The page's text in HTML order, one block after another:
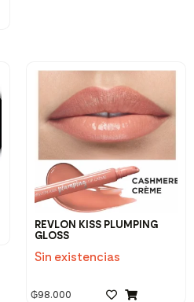
REVLON KISS PLUMPING
GLOSS
Sin existencias
₲98.000